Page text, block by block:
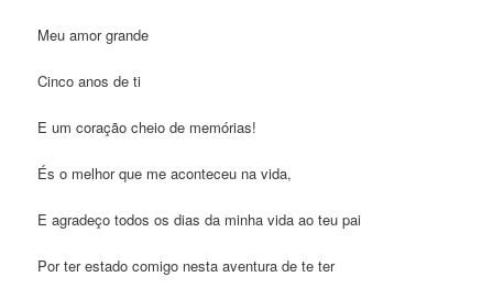
Meu amor grande
Cinco anos de ti
E um coração cheio de memórias!
És o melhor que me aconteceu na vida,
E agradeço todos os dias da minha vida ao teu pai
Por ter estado comigo nesta aventura de te ter